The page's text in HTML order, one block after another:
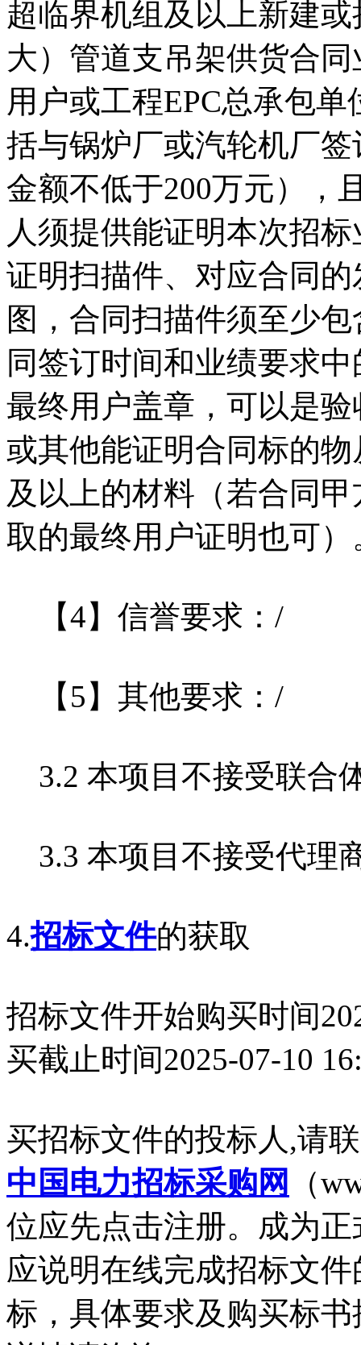
超临界机组及以上新建
大）管道支吊架供货合
用户或工程EPC总承包
括与锅炉厂或汽轮机厂
金额不低于200万元），
人须提供能证明本次招
证明扫描件、对应合同
图，合同扫描件须至少
同签订时间和业绩要求
最终用户盖章，可以是
或其他能证明合同标的
及以上的材料（若合同
取的最终用户证明也可）
【4】信誉要求：/
【5】其他要求：/
3.2 本项目不接受联合
3.3 本项目不接受代理
4.招标文件的获取
招标文件开始购买时间
买截止时间2025-07-10
买招标文件的投标人,请
中国电力招标采购网
（
位应先点击注册。成为
应说明在线完成招标文
标，具体要求及购买标